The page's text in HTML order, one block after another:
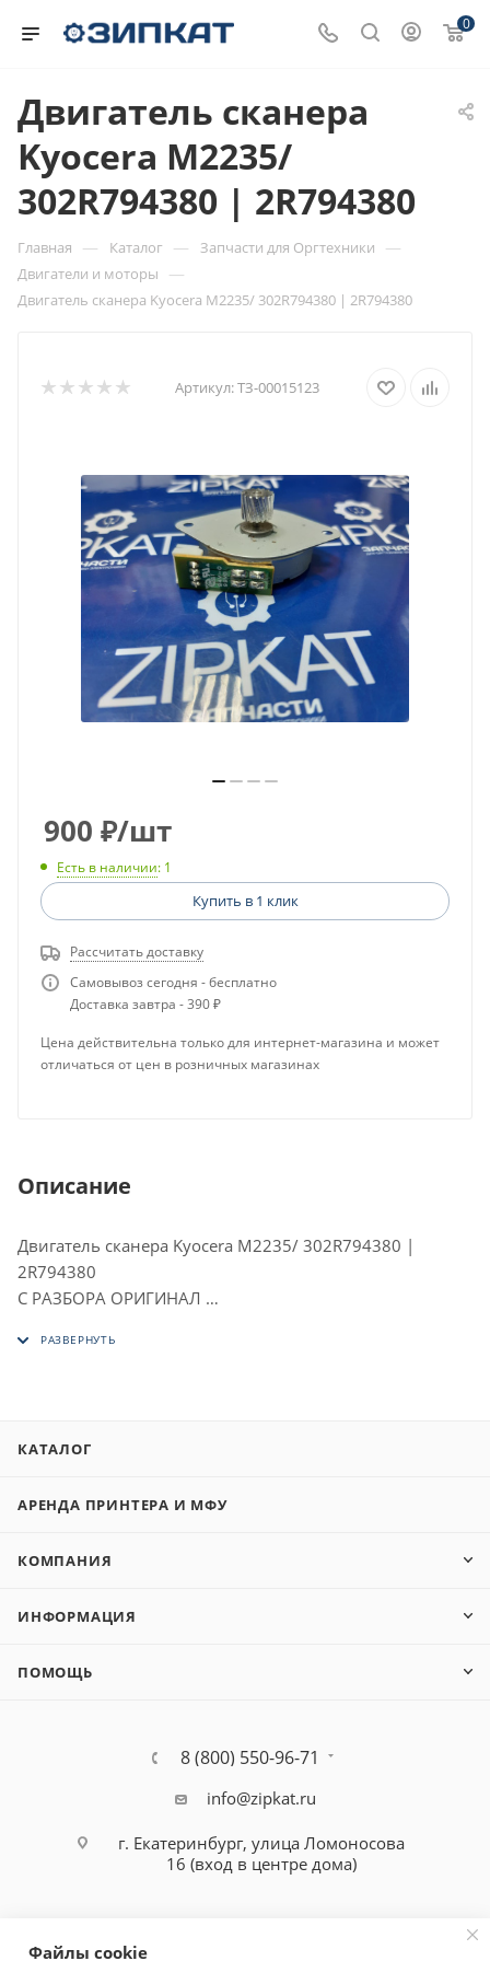
0
Двигатель сканера
Kyocera M2235/
302R794380 | 2R794380
Главная — Каталог — Запчасти для Оргтехники —
Двигатели и моторы —
Двигатель сканера Kyocera M2235/ 302R794380 | 2R794380
Артикул:ТЗ-00015123
900 ₽/шт
Есть в наличии: 1
Купить в 1 клик
Рассчитать доставку
Самовывоз сегодня - бесплатно
Доставка завтра - 390 ₽
Цена действительна только для интернет-магазина и может
отличаться от цен в розничных магазинах
Описание
Двигатель сканера Kyocera M2235/ 302R794380 |
2R794380
С РАЗБОРА ОРИГИНАЛ
Kyocera ECOSYS M5521cdn, M5521cdw, M5526cdn,
MA3500cifx, MA4000cix, MA4000cifx, KYOCERA TASKalfa
2R794380 PARTS MOTOR ISU SP original)
КАТАЛОГ
АРЕНДА ПРИНТЕРА И МФУ
КОМПАНИЯ
ИНФОРМАЦИЯ
ПОМОЩЬ
8 (800) 550-96-71
info@zipkat.ru
г. Екатеринбург, улица Ломоносова
16 (вход в центре дома)
Файлы cookie